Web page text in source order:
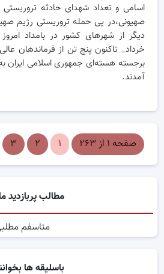
اسامی و تعداد شهدای حادثه
صهیونی،در پی حمله تروریستی رژیم
دیگر از شهرهای کشور در بامداد
خرداد_ تاکنون پنج تن از فرماندهان
برجسته هسته‌ای جمهوری اسلامی ایران
آمدند.
صفحه ۱ از ۲۶۳ ۱ ۲ ۳
مطالب پربازدید
متاسفم
باسلیقه ها